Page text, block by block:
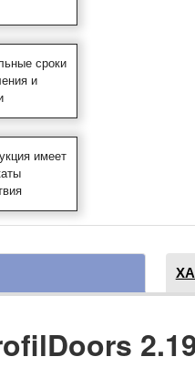
сроки
и
имеет